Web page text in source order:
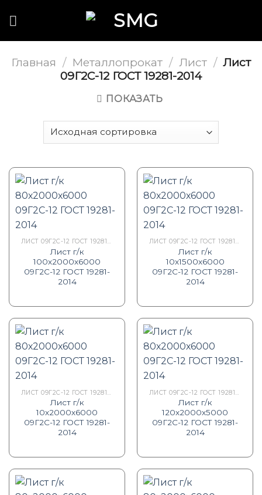
Главная / Металлопрокат / Лист / Лист
09Г2С-12 ГОСТ 19281-2014
ПОКАЗАТЬ
ЛИСТ 09Г2С-12 ГОСТ 19281-2014
Лист г/к
100х2000х6000
09Г2С-12 ГОСТ 19281-
2014
ЛИСТ 09Г2С-12 ГОСТ 19281-2014
Лист г/к
10х1500х6000
09Г2С-12 ГОСТ 19281-
2014
ЛИСТ 09Г2С-12 ГОСТ 19281-2014
Лист г/к
10х2000х6000
09Г2С-12 ГОСТ 19281-
2014
ЛИСТ 09Г2С-12 ГОСТ 19281-2014
Лист г/к
120х2000х5000
09Г2С-12 ГОСТ 19281-
2014